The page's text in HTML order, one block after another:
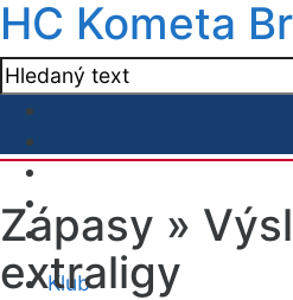
HC Kometa
Klub
Zápasy »
extraligy